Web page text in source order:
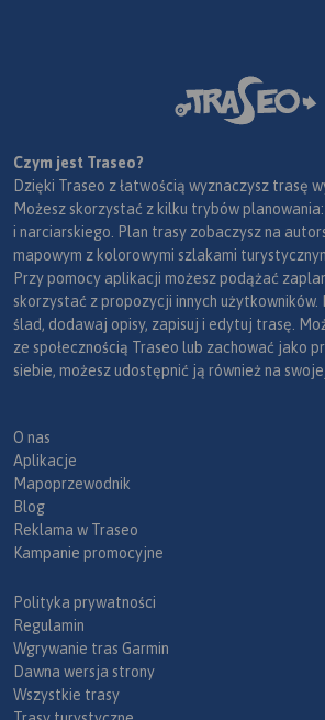
Czym jest Traseo?
Dzięki Traseo z łatwością wyznaczysz trasę
Możesz skorzystać z kilku trybów
i narciarskiego. Plan trasy zobaczysz na
mapowym z kolorowymi szlakami
Przy pomocy aplikacji możesz podążać
skorzystać z propozycji innych użytkowników.
ślad, dodawaj opisy, zapisuj i edytuj trasę.
ze społecznością Traseo lub zachować jako
siebie, możesz udostępnić ją również na
O nas
Aplikacje
Mapoprzewodnik
Blog
Reklama w Traseo
Kampanie promocyjne
Polityka prywatności
Regulamin
Wgrywanie tras Garmin
Dawna wersja strony
Wszystkie trasy